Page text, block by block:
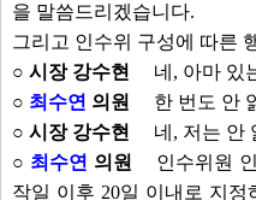
을 말씀드리겠습니다.
그리고 인수위 구성에 따른
○ 시장 강수현
네, 아마 있
○ 최수연 의원
한 번도 안
○ 시장 강수현
네, 저는 안
○ 최수연 의원
인수위원
작일 이후 20일 이내로 지